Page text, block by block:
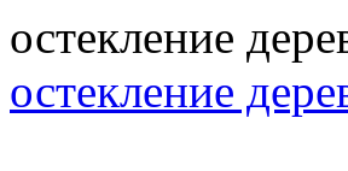
остекление